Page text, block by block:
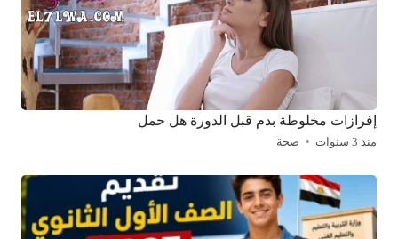
إفرازات مخلوطة بدم قبل الدورة هل حمل
منذ 3 سنوات صحة